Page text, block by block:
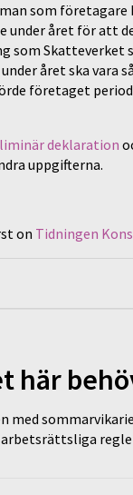
som företagare
under året för att
Skatteverket
året ska vara
företaget
deklaration
uppgifterna.
on Tidningen
här
arbetsrättsliga